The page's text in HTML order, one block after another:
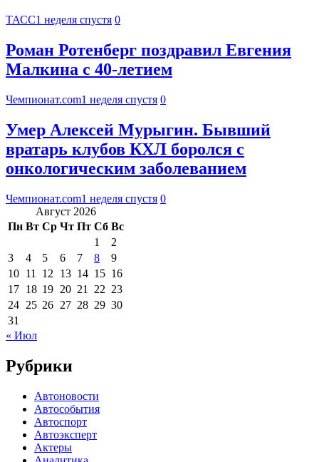
ТАСС1 неделя спустя 0
Роман Ротенберг поздравил Евгения
Малкина с 40-летием
Чемпионат.com1 неделя спустя 0
Умер Алексей Мурыгин. Бывший
вратарь клубов КХЛ боролся с
онкологическим заболеванием
Чемпионат.com1 неделя спустя 0
Август 2026
Пн Вт Ср Чт Пт Сб Вс
1
2
3
4 5 6 7 8
9
10 11 12 13 14 15 16
17 18 19 20 21 22 23
24 25 26 27 28 29 30
31
« Июл
Рубрики
Автоновости
Автособытия
Автоспорт
Автоэксперт
Актеры